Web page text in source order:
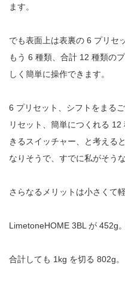
ます。
でも表面上は表裏の 6 プリセ
もう 6 種類、合計 12 種類の
しく簡単に操作できます。
6 プリセット、シフトをまる
リセット、簡単につくれる
きるスイッチャー、と考える
なりそうで、すでに私がそう
さらなるメリットは小さくて軽
LimetoneHOME 3BL が 452g
合計しても 1kg を切る 802g。